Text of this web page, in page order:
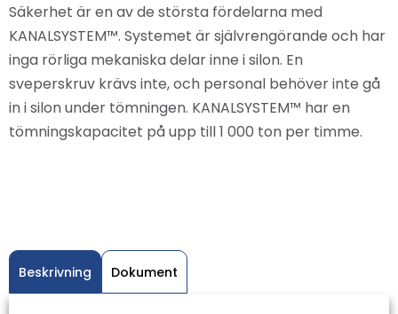
Säkerhet är en av de största fördelarna med
KANALSYSTEM™. Systemet är självrengörande och har
inga rörliga mekaniska delar inne i silon. En
sveperskruv krävs inte, och personal behöver inte gå
in i silon under tömningen. KANALSYSTEM™ har en
tömningskapacitet på upp till 1 000 ton per timme.
Beskrivning Dokument